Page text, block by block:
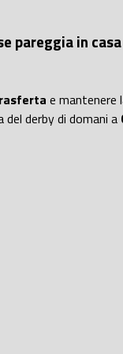
pareggia in
e mantenere
derby di domani a